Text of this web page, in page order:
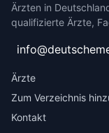
Ärzten in
qualifizierte Ärzte,
Ärzte
Zum Verzeichnis
Kontakt